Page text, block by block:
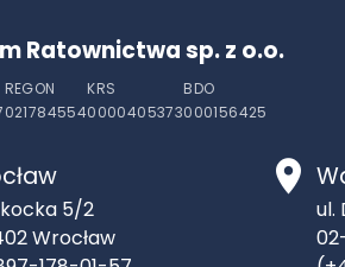
Ratownictwa sp. z o.o.
REGON
021784554
KRS
0000405373
BDO
000156425
5/2
Wrocław
ul.